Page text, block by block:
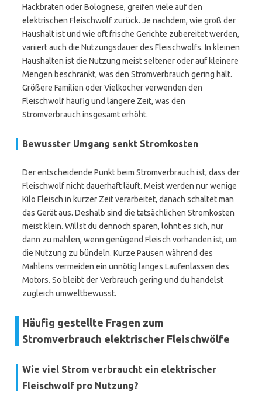
Hackbraten oder Bolognese, greifen viele auf den
elektrischen Fleischwolf zurück. Je nachdem, wie groß der
Haushalt ist und wie oft frische Gerichte zubereitet werden,
variiert auch die Nutzungsdauer des Fleischwolfs. In kleinen
Haushalten ist die Nutzung meist seltener oder auf kleinere
Mengen beschränkt, was den Stromverbrauch gering hält.
Größere Familien oder Vielkocher verwenden den
Fleischwolf häufig und längere Zeit, was den
Stromverbrauch insgesamt erhöht.
Bewusster Umgang senkt Stromkosten
Der entscheidende Punkt beim Stromverbrauch ist, dass der
Fleischwolf nicht dauerhaft läuft. Meist werden nur wenige
Kilo Fleisch in kurzer Zeit verarbeitet, danach schaltet man
das Gerät aus. Deshalb sind die tatsächlichen Stromkosten
meist klein. Willst du dennoch sparen, lohnt es sich, nur
dann zu mahlen, wenn genügend Fleisch vorhanden ist, um
die Nutzung zu bündeln. Kurze Pausen während des
Mahlens vermeiden ein unnötig langes Laufenlassen des
Motors. So bleibt der Verbrauch gering und du handelst
zugleich umweltbewusst.
Häufig gestellte Fragen zum
Stromverbrauch elektrischer Fleischwölfe
Wie viel Strom verbraucht ein elektrischer
Fleischwolf pro Nutzung?